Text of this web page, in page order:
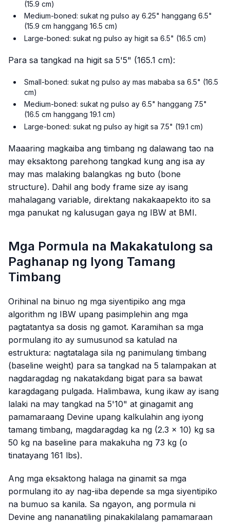
(15.9 cm)
Medium-boned: sukat ng pulso ay 6.25" hanggang 6.5"
(15.9 cm hanggang 16.5 cm)
Large-boned: sukat ng pulso ay higit sa 6.5" (16.5 cm)
Para sa tangkad na higit sa 5'5" (165.1 cm):
Small-boned: sukat ng pulso ay mas mababa sa 6.5" (16.5
cm)
Medium-boned: sukat ng pulso ay 6.5" hanggang 7.5"
(16.5 cm hanggang 19.1 cm)
Large-boned: sukat ng pulso ay higit sa 7.5" (19.1 cm)
Maaaring magkaiba ang timbang ng dalawang tao na
may eksaktong parehong tangkad kung ang isa ay
may mas malaking balangkas ng buto (bone
structure). Dahil ang body frame size ay isang
mahalagang variable, direktang nakakaapekto ito sa
mga panukat ng kalusugan gaya ng IBW at BMI.
Mga Pormula na Makakatulong sa
Paghanap ng Iyong Tamang
Timbang
Orihinal na binuo ng mga siyentipiko ang mga
algorithm ng IBW upang pasimplehin ang mga
pagtatantya sa dosis ng gamot. Karamihan sa mga
pormulang ito ay sumusunod sa katulad na
estruktura: nagtatalaga sila ng panimulang timbang
(baseline weight) para sa tangkad na 5 talampakan at
nagdaragdag ng nakatakdang bigat para sa bawat
karagdagang pulgada. Halimbawa, kung ikaw ay isang
lalaki na may tangkad na 5'10" at ginagamit ang
pamamaraang Devine upang kalkulahin ang iyong
tamang timbang, magdaragdag ka ng (2.3 × 10) kg sa
50 kg na baseline para makakuha ng 73 kg (o
tinatayang 161 lbs).
Ang mga eksaktong halaga na ginamit sa mga
pormulang ito ay nag-iiba depende sa mga siyentipiko
na bumuo sa kanila. Sa ngayon, ang pormula ni
Devine ang nananatiling pinakakilalang pamamaraan